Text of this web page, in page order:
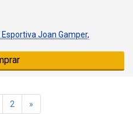
Joan Gamper,
2 »